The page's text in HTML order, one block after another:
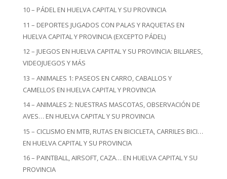
10 – PÁDEL EN HUELVA CAPITAL Y SU PROVINCIA
11 – DEPORTES JUGADOS CON PALAS Y RAQUETAS EN
HUELVA CAPITAL Y PROVINCIA (EXCEPTO PÁDEL)
12 – JUEGOS EN HUELVA CAPITAL Y SU PROVINCIA: BILLARES,
VIDEOJUEGOS Y MÁS
13 – ANIMALES 1: PASEOS EN CARRO, CABALLOS Y
CAMELLOS EN HUELVA CAPITAL Y PROVINCIA
14 – ANIMALES 2: NUESTRAS MASCOTAS, OBSERVACIÓN DE
AVES… EN HUELVA CAPITAL Y SU PROVINCIA
15 – CICLISMO EN MTB, RUTAS EN BICICLETA, CARRILES BICI…
EN HUELVA CAPITAL Y SU PROVINCIA
16 – PAINTBALL, AIRSOFT, CAZA… EN HUELVA CAPITAL Y SU
PROVINCIA